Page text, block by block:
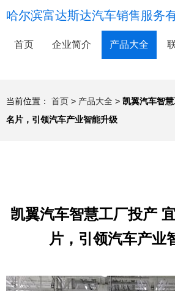
哈尔滨富达斯达汽车销售服务
首页 企业简介 产品大全
当前位置： 首页 > 产品大全 > 凯翼汽车智
名片，引领汽车产业智能升级
凯翼汽车智慧工厂投产
片，引领汽车产业